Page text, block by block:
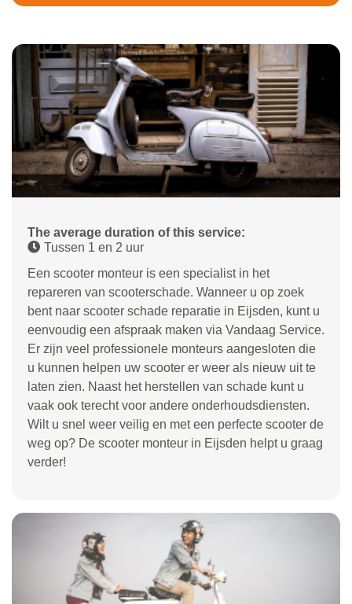
The average duration of this service:
Tussen 1 en 2 uur
Een scooter monteur is een specialist in het
repareren van scooterschade. Wanneer u op zoek
bent naar scooter schade reparatie in Eijsden, kunt u
eenvoudig een afspraak maken via Vandaag Service.
Er zijn veel professionele monteurs aangesloten die
u kunnen helpen uw scooter er weer als nieuw uit te
laten zien. Naast het herstellen van schade kunt u
vaak ook terecht voor andere onderhoudsdiensten.
Wilt u snel weer veilig en met een perfecte scooter de
weg op? De scooter monteur in Eijsden helpt u graag
verder!